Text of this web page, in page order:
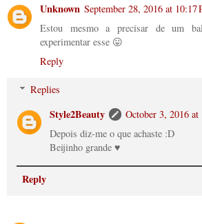
Unknown September 28, 2016 at 10:17
Estou mesmo a precisar de um
experimentar esse 😛
Reply
Replies
Style2Beauty
October 3, 2016
Depois diz-me o que achaste :D
Beijinho grande ♥
Reply